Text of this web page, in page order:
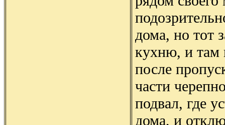
дома, но тот
кухню, и там
после
части
подвал, где
дома, и